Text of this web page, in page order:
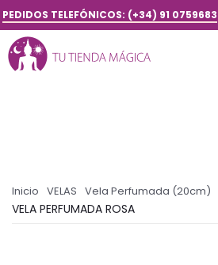
PEDIDOS TELEFÓNICOS: (+34) 91 0759683
Inicio VELAS Vela Perfumada (20cm)
VELA PERFUMADA ROSA